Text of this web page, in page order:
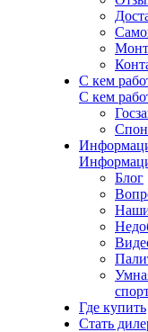
С кем
С кем
Блог
Где купить
Стать